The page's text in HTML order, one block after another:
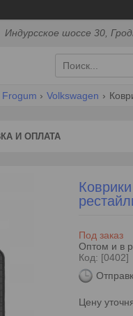
Индурсское шоссе 30,
Frogum Volkswagen
И ОПЛАТА
Под заказ
Оптом и в
Код: [0402]
Цену